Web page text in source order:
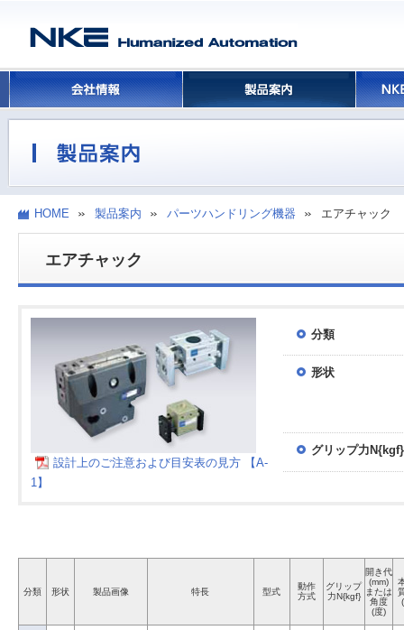
HOME 製品案内 パーツハンドリング機器 エアチャック
エアチャック
設計上のご注意および目安表の見方 【A-
1】
分類
形状
グリップ力N{kgf}
分類 形状 製品画像 特長 型式
動作
方式
グリップ
力N{kgf}
開き代
(mm)
または
角度
(度)